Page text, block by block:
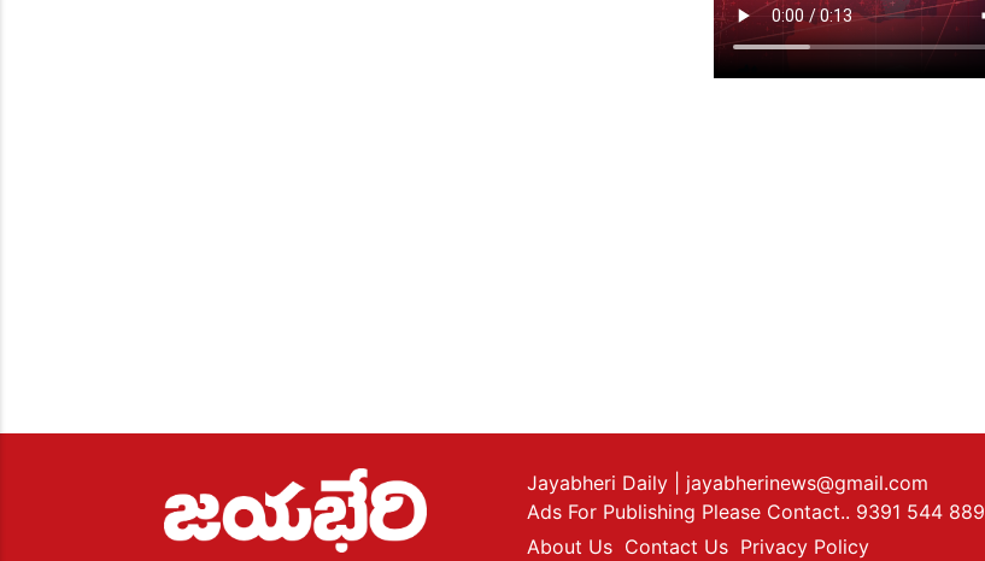
Jayabheri Daily
| jayabherinews@gmail.com
Ads For Publishing Please Contact.. 9391 544 889
About Us Contact Us Privacy Policy